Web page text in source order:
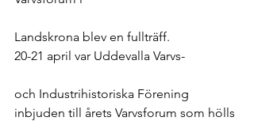
Landskrona blev en fullträff.
20-21 april var Uddevalla Varvs-
och Industrihistoriska Förening
inbjuden till årets Varvsforum som hölls